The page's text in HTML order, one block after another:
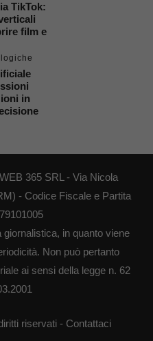
TikTok:
film e
in
365 SRL - Via Nicola
- Codice Fiscale e Partita
in quanto viene
Non può pertanto
ai sensi della legge n. 62
riservati - Contattaci